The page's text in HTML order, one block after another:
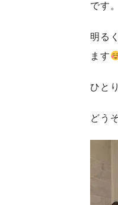
です。
明る
ます
ひと
どう